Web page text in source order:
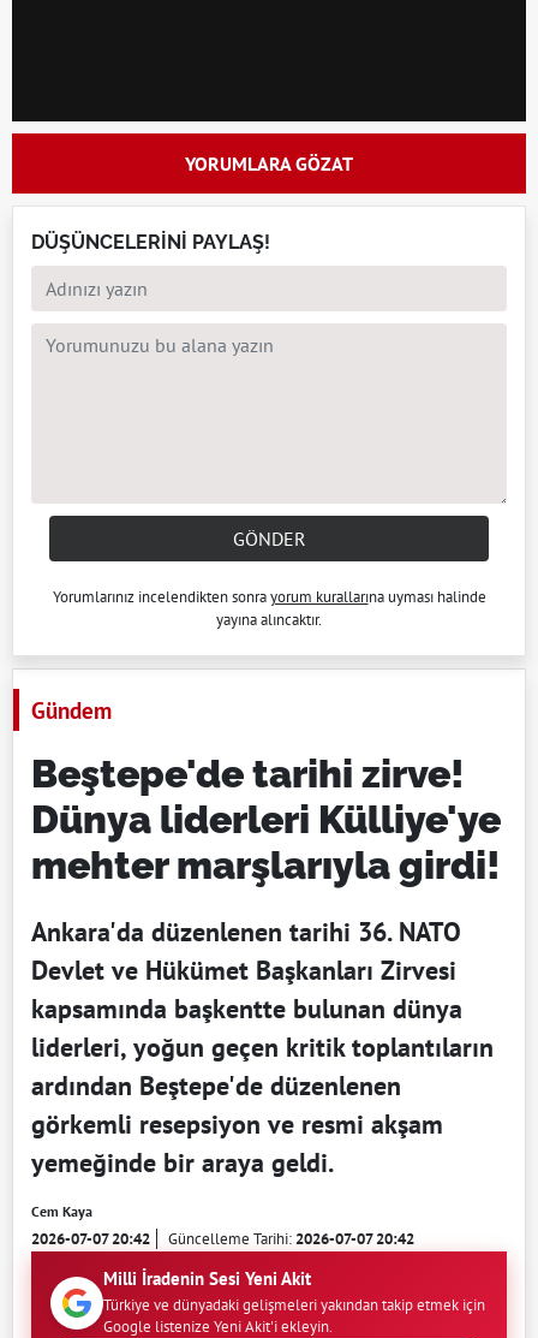
YORUMLARA GÖZAT
DÜŞÜNCELERİNİ PAYLAŞ!
GÖNDER
Yorumlarınız incelendikten sonrayorum kurallarına uyması halinde
yayına alıncaktır.
Gündem
Beştepe'de tarihi zirve!
Dünya liderleri Külliye'ye
mehter marşlarıyla girdi!
Ankara'da düzenlenen tarihi 36. NATO
Devlet ve Hükümet Başkanları Zirvesi
kapsamında başkentte bulunan dünya
liderleri, yoğun geçen kritik toplantıların
ardından Beştepe'de düzenlenen
görkemli resepsiyon ve resmi akşam
yemeğinde bir araya geldi.
Cem Kaya
2026-07-07 20:42 Güncelleme Tarihi:2026-07-07 20:42
Milli İradenin Sesi Yeni Akit
Türkiye ve dünyadaki gelişmeleri yakından takip etmek için
Google listenize Yeni Akit'i ekleyin.